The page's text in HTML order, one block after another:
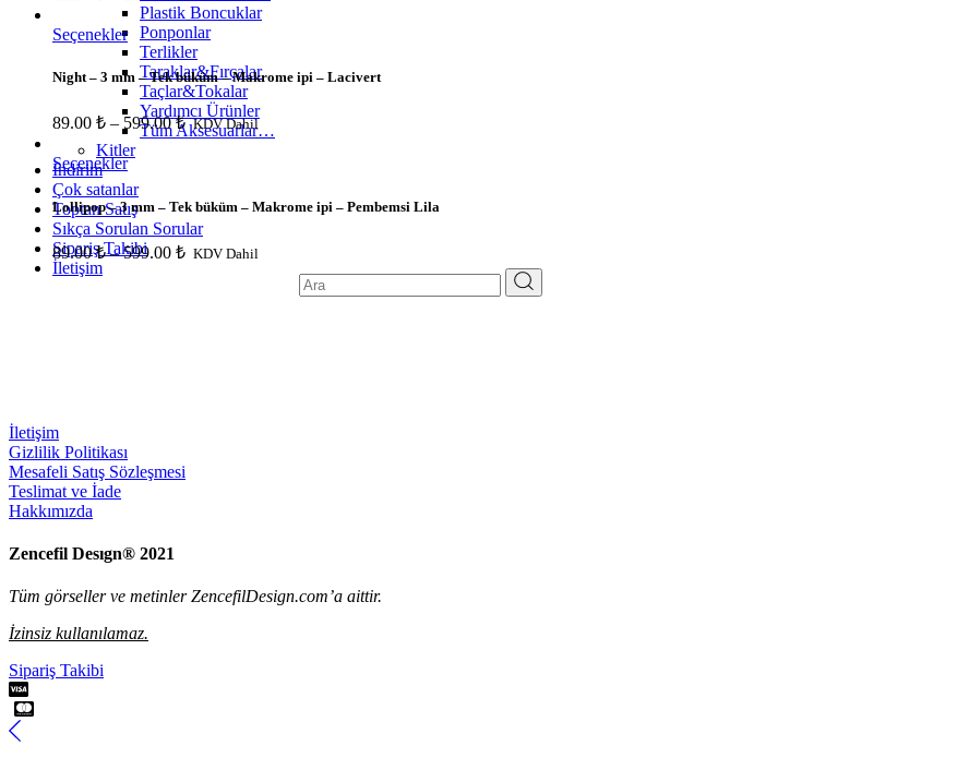
Plastik Boncuklar
Ponponlar
Terlikler
Taraklar&Fırçalar
Taçlar&Tokalar
Yardımcı Ürünler
Tüm Aksesuarlar…
Kitler
İndirim
Çok satanlar
Toptan Satış
Sıkça Sorulan Sorular
Sipariş Takibi
İletişim
Search
for:
Seçenekler
Night – 3 mm – Tek büküm – Makrome ipi – Lacivert
89.00 ₺ – 599.00₺ KDV Dahil
Seçenekler
Lollipop – 3 mm – Tek büküm – Makrome ipi – Pembemsi Lila
89.00₺–599.00 ₺ KDV Dahil
İletişim
Gizlilik Politikası
Mesafeli Satış Sözleşmesi
Teslimat ve İade
Hakkımızda
Zencefil Desıgn® 2021
Tüm görseller ve metinler ZencefilDesign.com’a aittir.
İzinsiz kullanılamaz.
Sipariş Takibi